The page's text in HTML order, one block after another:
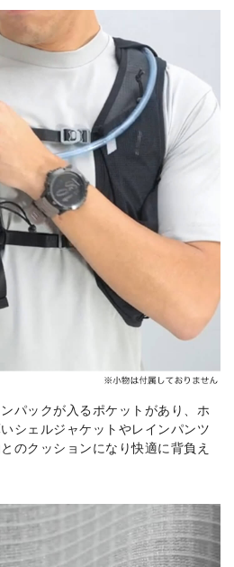
パックが入るポケットがあり、ホ
シェルジャケットやレインパンツ
のクッションになり快適に背負え